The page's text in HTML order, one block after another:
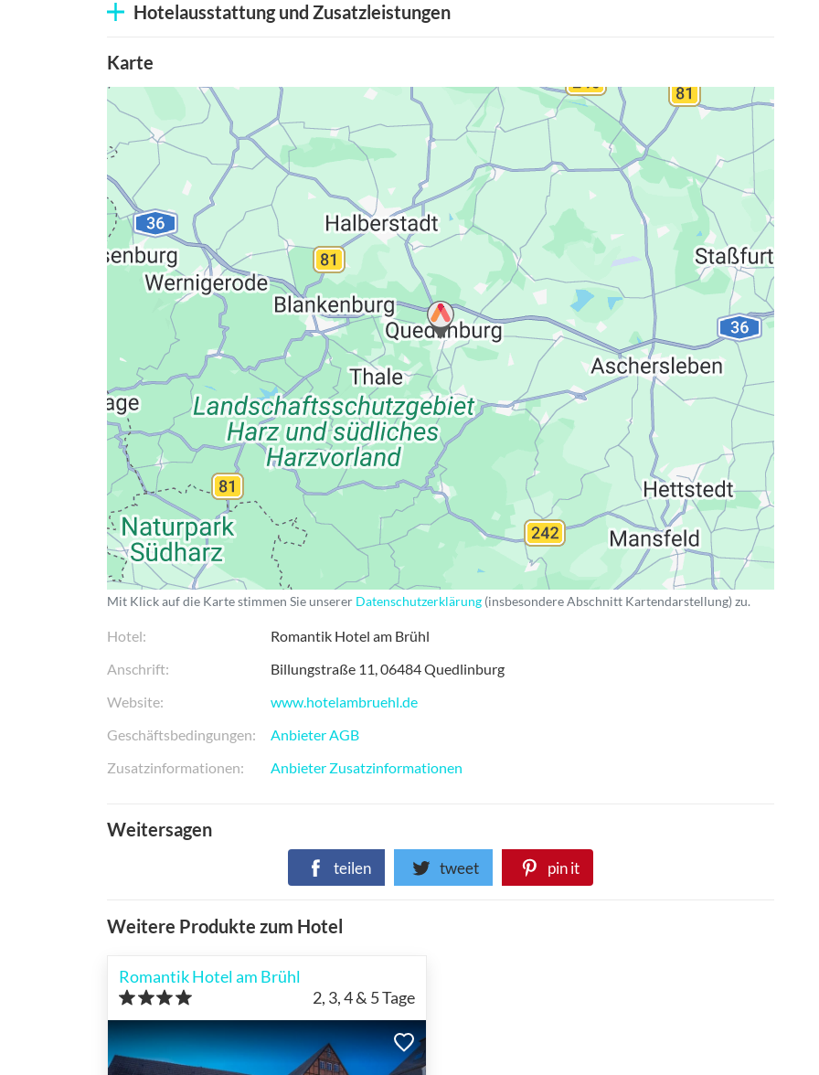
Hotelausstattung und Zusatzleistungen
Karte
Datenschutzerklärung
Mit Klick auf die Karte stimmen Sie unserer Datenschutzerklärung (insbesondere Abschnitt Kartendarstellung) zu.
Hotel
Romantik Hotel am Brühl
Anschrift
Billungstraße 11 06484Quedlinburg
Website
www.hotelambruehl.de
Geschäftsbedingungen
Anbieter AGB
Zusatzinformationen
Anbieter Zusatzinformationen
Weitersagen
teilen tweet pin it
Weitere Produkte zum Hotel
Romantik Hotel am Brühl
2, 3, 4 & 5Tage